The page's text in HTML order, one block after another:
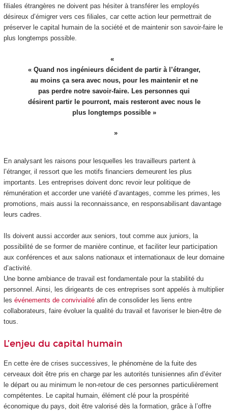
filiales étrangères ne doivent pas hésiter à transférer les employés
désireux d’émigrer vers ces filiales, car cette action leur permettrait de
préserver le capital humain de la société et de maintenir son savoir-faire le
plus longtemps possible.
« Quand nos ingénieurs décident de partir à l’étranger,
au moins ça sera avec nous, pour les maintenir et ne
pas perdre notre savoir-faire. Les personnes qui
désirent partir le pourront, mais resteront avec nous le
plus longtemps possible »
En analysant les raisons pour lesquelles les travailleurs partent à
l’étranger, il ressort que les motifs financiers demeurent les plus
importants. Les entreprises doivent donc revoir leur politique de
rémunération et accorder une variété d’avantages, comme les primes, les
promotions, mais aussi la reconnaissance, en responsabilisant davantage
leurs cadres.
Ils doivent aussi accorder aux seniors, tout comme aux juniors, la
possibilité de se former de manière continue, et faciliter leur participation
aux conférences et aux salons nationaux et internationaux de leur domaine
d’activité.
Une bonne ambiance de travail est fondamentale pour la stabilité du
personnel. Ainsi, les dirigeants de ces entreprises sont appelés à multiplier
les événements de convivialitéafin de consolider les liens entre
collaborateurs, faire évoluer la qualité du travail et favoriser le bien-être de
tous.
L’enjeu du capital humain
En cette ère de crises successives, le phénomène de la fuite des
cerveaux doit être pris en charge par les autorités tunisiennes afin d’éviter
le départ ou au minimum le non-retour de ces personnes particulièrement
compétentes. Le capital humain, élément clé pour la prospérité
économique du pays, doit être valorisé dès la formation, grâce à l’offre